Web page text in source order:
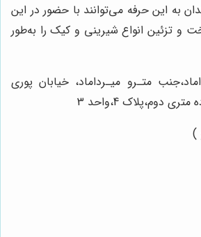
به این حرفه می‌توانند با حضور در این
و تزئین انواع شیرینی و کیک را به‌طور
متـرو میـرداماد، خیابان پوری
دوم،پلاک 4،واحد 3
)